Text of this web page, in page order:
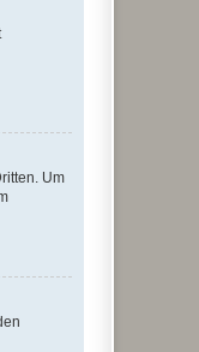
Um